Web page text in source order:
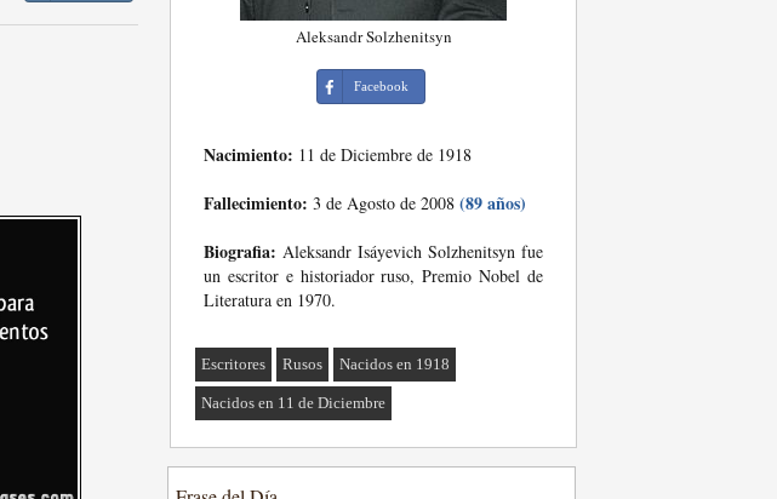
Aleksandr Solzhenitsyn
Facebook
Nacimiento: 11 de Diciembre de 1918
Fallecimiento: 3 de Agosto de 2008 (89 años)
Biografia: Aleksandr Isáyevich Solzhenitsyn fue
un escritor e historiador ruso, Premio Nobel de
Literatura en 1970.
Escritores Rusos Nacidos en 1918
Nacidos en 11 de Diciembre